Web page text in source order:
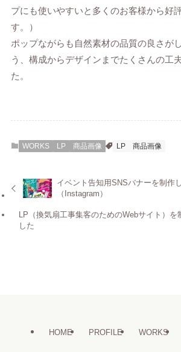
プにも使いやすいと多くのお客様から好
す。）
ポップながらも自然素材の品質の良さが
う、構成からデザインまでたくさんの工
た。
WORKS LP 商品画像 LP 商品画像
イベント告知用SNSバナーを制作
（Instagram）
LP（換気扇工事集客のためのWebサイト）を
した
HOME PROFILE WORKS